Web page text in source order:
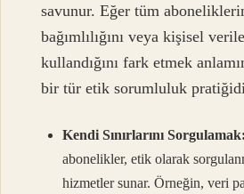
savunur. Eğer tüm
bağımlılığını veya kişisel
kullandığını fark etmek
bir tür etik sorumluluk
Kendi Sınırlarını Sorgulamak:
abonelikler, etik olarak
hizmetler sunar. Örneğin, veri